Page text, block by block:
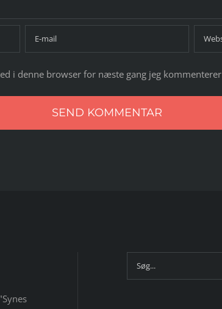
i denne browser for næste gang jeg kommenterer
Søg
efter: